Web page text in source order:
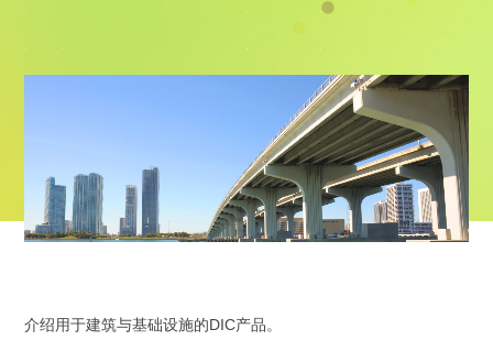
介绍用于建筑与基础设施的DIC产品。